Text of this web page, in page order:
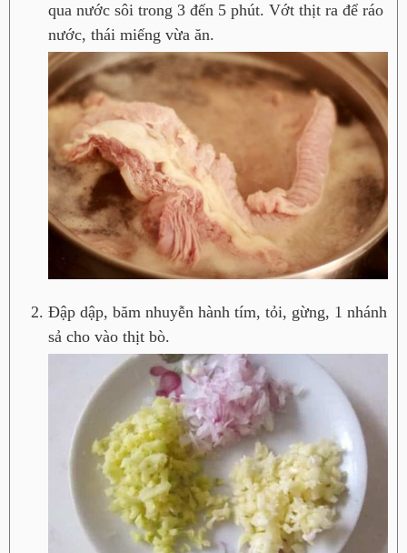
qua nước sôi trong 3 đến 5 phút. Vớt thịt ra để ráo
nước, thái miếng vừa ăn.
Đập dập, băm nhuyễn hành tím, tỏi, gừng, 1 nhánh
sả cho vào thịt bò.